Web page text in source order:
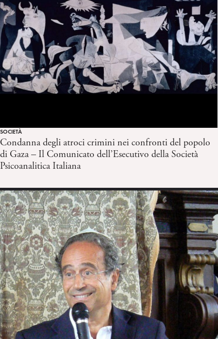
SOCIETÀ
Condanna degli atroci crimini nei confronti del popolo
di Gaza – Il Comunicato dell’Esecutivo della Società
Psicoanalitica Italiana